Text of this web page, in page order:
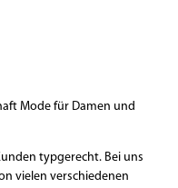
Mode für Damen und
typgerecht. Bei uns
vielen verschiedenen